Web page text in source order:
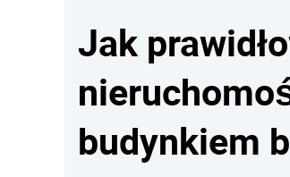
Jak
budynkiem